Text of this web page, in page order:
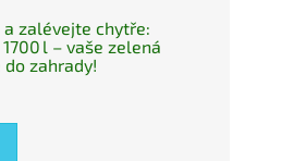
zalévejte chytře:
1700 l – vaše zelená
zahrady!